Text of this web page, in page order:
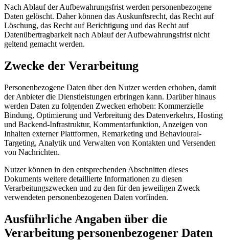
Nach Ablauf der Aufbewahrungsfrist werden personenbezogene
Daten gelöscht. Daher können das Auskunftsrecht, das Recht auf
Löschung, das Recht auf Berichtigung und das Recht auf
Datenübertragbarkeit nach Ablauf der Aufbewahrungsfrist nicht
geltend gemacht werden.
Zwecke der Verarbeitung
Personenbezogene Daten über den Nutzer werden erhoben, damit
der Anbieter die Dienstleistungen erbringen kann. Darüber hinaus
werden Daten zu folgenden Zwecken erhoben: Kommerzielle
Bindung, Optimierung und Verbreitung des Datenverkehrs, Hosting
und Backend-Infrastruktur, Kommentarfunktion, Anzeigen von
Inhalten externer Plattformen, Remarketing und Behavioural-
Targeting, Analytik und Verwalten von Kontakten und Versenden
von Nachrichten.
Nutzer können in den entsprechenden Abschnitten dieses
Dokuments weitere detaillierte Informationen zu diesen
Verarbeitungszwecken und zu den für den jeweiligen Zweck
verwendeten personenbezogenen Daten vorfinden.
Ausführliche Angaben über die
Verarbeitung personenbezogener Daten